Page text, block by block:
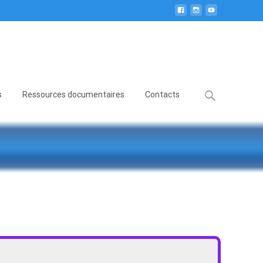
Ressources documentaires Contacts
Search